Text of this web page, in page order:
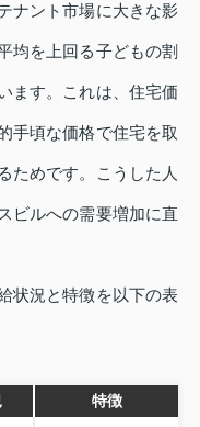
ナント市場に大きな影
均を上回る子どもの割
ます。これは、住宅価
手頃な価格で住宅を取
ためです。こうした人
ビルへの需要増加に直
状況と特徴を以下の表
特徴